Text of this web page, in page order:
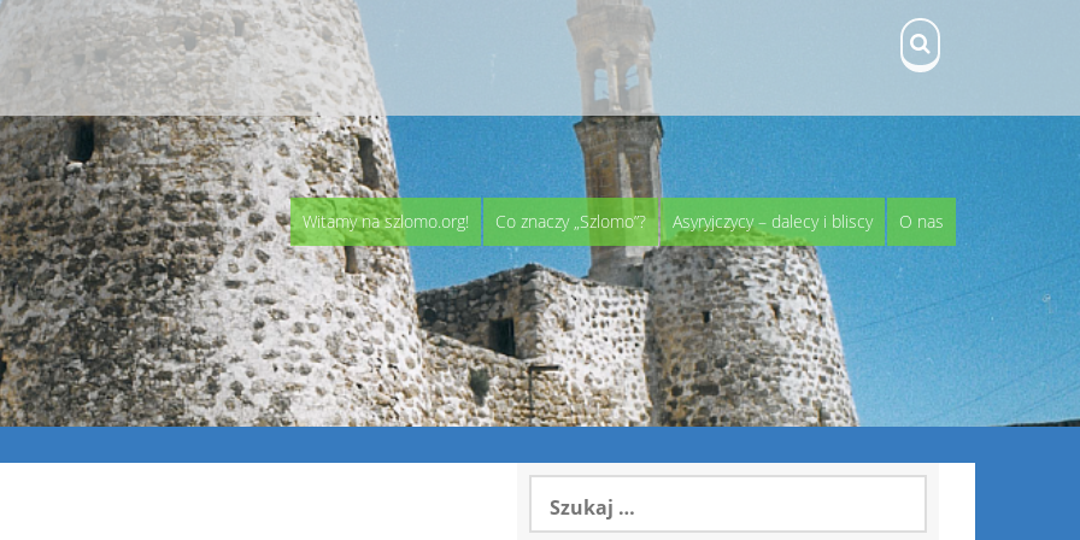
Witamy na szlomo.org! Co znaczy „Szlomo”? Asyryjczycy – dalecy i bliscy O nas
Szukaj: